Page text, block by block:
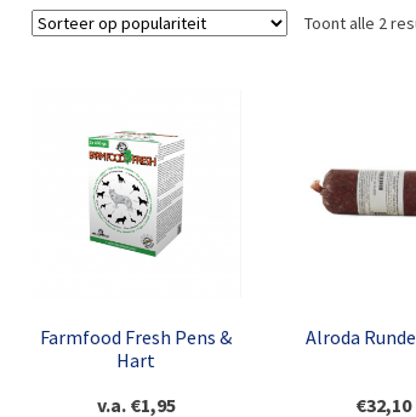
Toont alle 2
Farmfood Fresh Pens &
Hart
v.a. €1,95
Alroda
€32,10